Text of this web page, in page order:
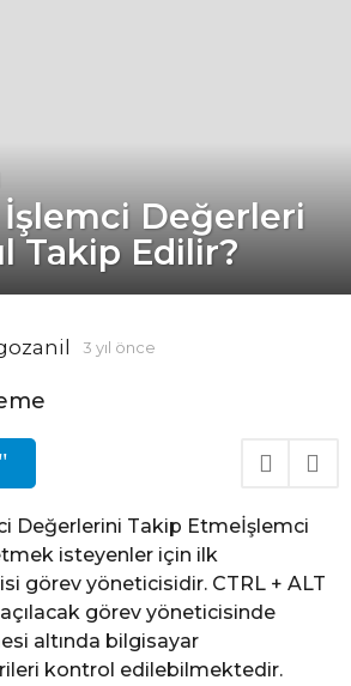
Değerleri
Takip Edilir?
3 yıl önce
Değerlerini Takip Etmeİşlemci
isteyenler için ilk
görev yöneticisidir. CTRL + ALT
görev yöneticisinde
altında bilgisayar
kontrol edilebilmektedir.